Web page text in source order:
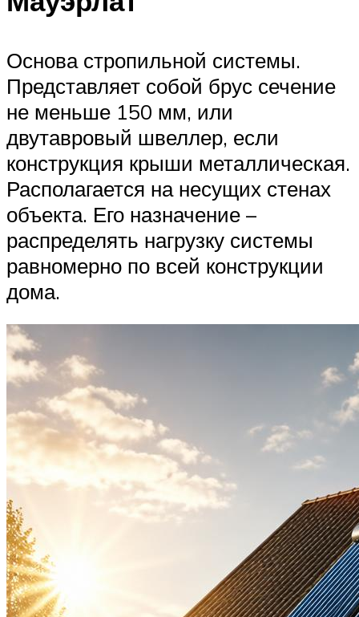
Основа стропильной системы.
Представляет собой брус сечение
не меньше 150 мм, или
двутавровый швеллер, если
конструкция крыши металлическая.
Располагается на несущих стенах
объекта. Его назначение –
распределять нагрузку системы
равномерно по всей конструкции
дома.